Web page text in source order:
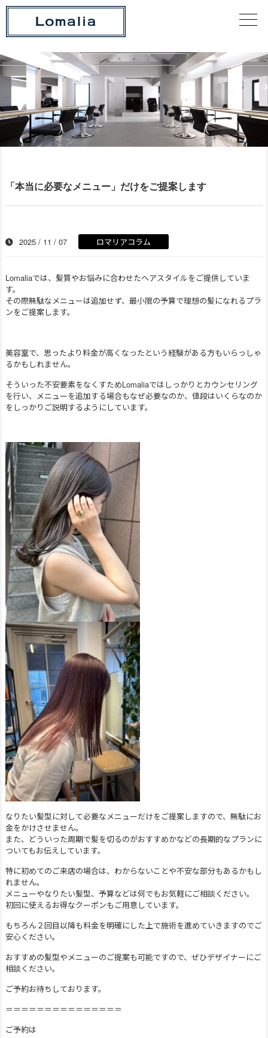
「本当に必要なメニュー」だけをご提案します
2025 / 11 / 07 ロマリアコラム
Lomaliaでは、髪質やお悩みに合わせたヘアスタイルをご提供していま
す。
その際無駄なメニューは追加せず、最小限の予算で理想の髪になれるプラ
ンをご提案します。
美容室で、思ったより料金が高くなったという経験がある方もいらっしゃ
るかもしれません。
そういった不安要素をなくすためLomaliaではしっかりとカウンセリング
を行い、メニューを追加する場合もなぜ必要なのか、値段はいくらなのか
をしっかりご説明するようにしています。
なりたい髪型に対して必要なメニューだけをご提案しますので、無駄にお
金をかけさせません。
また、どういった周期で髪を切るのがおすすめかなどの長期的なプランに
ついてもお伝えしています。
特に初めてのご来店の場合は、わからないことや不安な部分もあるかもし
れません。
メニューやなりたい髪型、予算などは何でもお気軽にご相談ください。
初回に使えるお得なクーポンもご用意しています。
もちろん２回目以降も料金を明確にした上で施術を進めていきますのでご
安心ください。
おすすめの髪型やメニューのご提案も可能ですので、ぜひデザイナーにご
相談ください。
ご予約お待ちしております。
＝＝＝＝＝＝＝＝＝＝＝＝＝＝＝
ご予約は